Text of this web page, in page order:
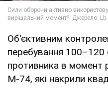
Об'єктивним
перебування 100–120
противника в момент
М-74, які накрили